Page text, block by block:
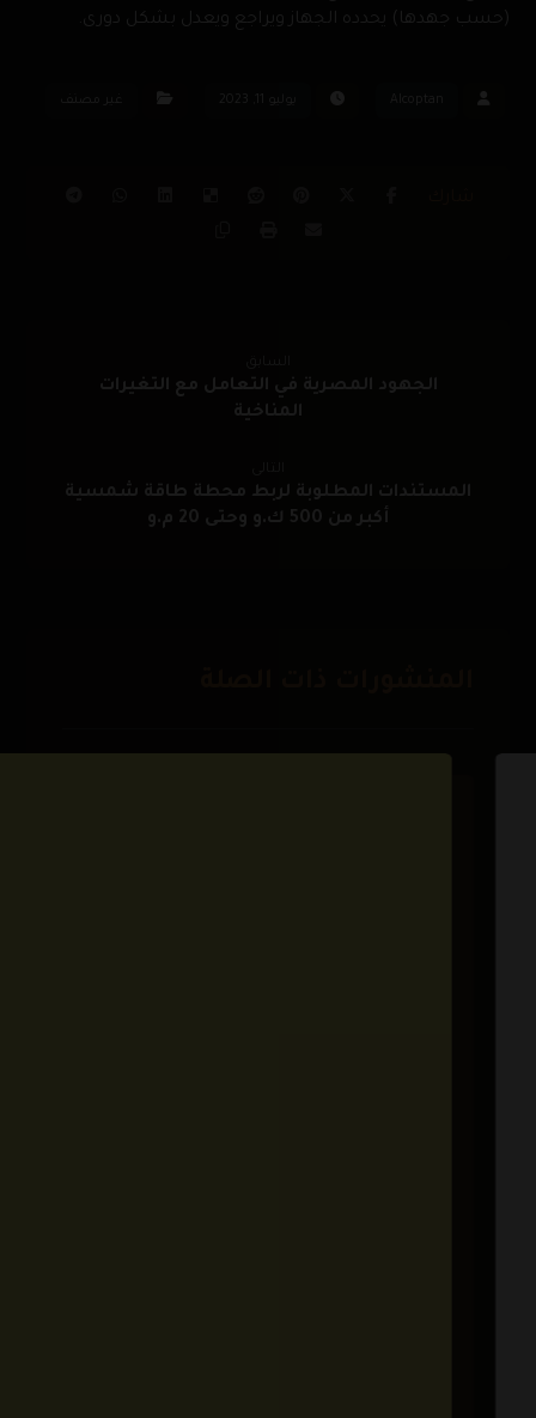
(حسب جهدها) يحدده الجهاز ويراجع ويعدل بشكل دورى.
الجهود المصرية في التعامل مع التغيرات
المناخية
المستندات المطلوبة لربط محطة طاقة شمسية
أكبر من 500 ك.و وحتى 20 م.و